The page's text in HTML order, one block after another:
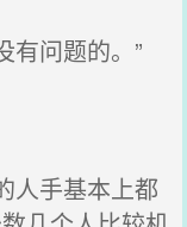
有问题的。”
人手基本上都